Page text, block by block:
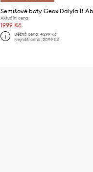
Semišové boty Geox Dalyla B
Aktuální cena:
1999 Kč
Běžná cena: 4299 Kč
Nejnižší cena: 2099 Kč